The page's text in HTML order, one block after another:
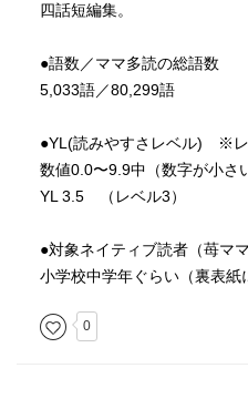
四話短編集。
●語数／ママ多読の総語数
5,033語／80,299語
●YL(読みやすさレベル) ※レ
数値0.0〜9.9中（数字が小さ
YL 3.5 （レベル3）
●対象ネイティブ読者（苺ママ
小学校中学年ぐらい（裏表紙
0